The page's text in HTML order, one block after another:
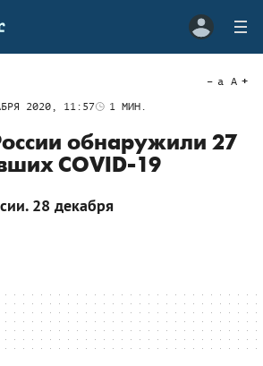
2020, 11:57 1 МИН.
a A
обнаружили 27
COVID-19
28 декабря